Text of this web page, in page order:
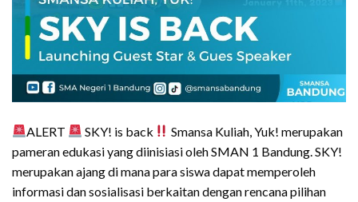
ALERT SKY! is back
Smansa Kuliah, Yuk! merupakan
pameran edukasi yang diinisiasi oleh SMAN 1 Bandung. SKY!
merupakan ajang di mana para siswa dapat memperoleh
informasi dan sosialisasi berkaitan dengan rencana pilihan